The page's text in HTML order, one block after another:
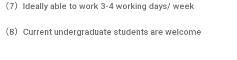
（7）Ideally able to work 3-4 working days/ week
（8）Current undergraduate students are welcome